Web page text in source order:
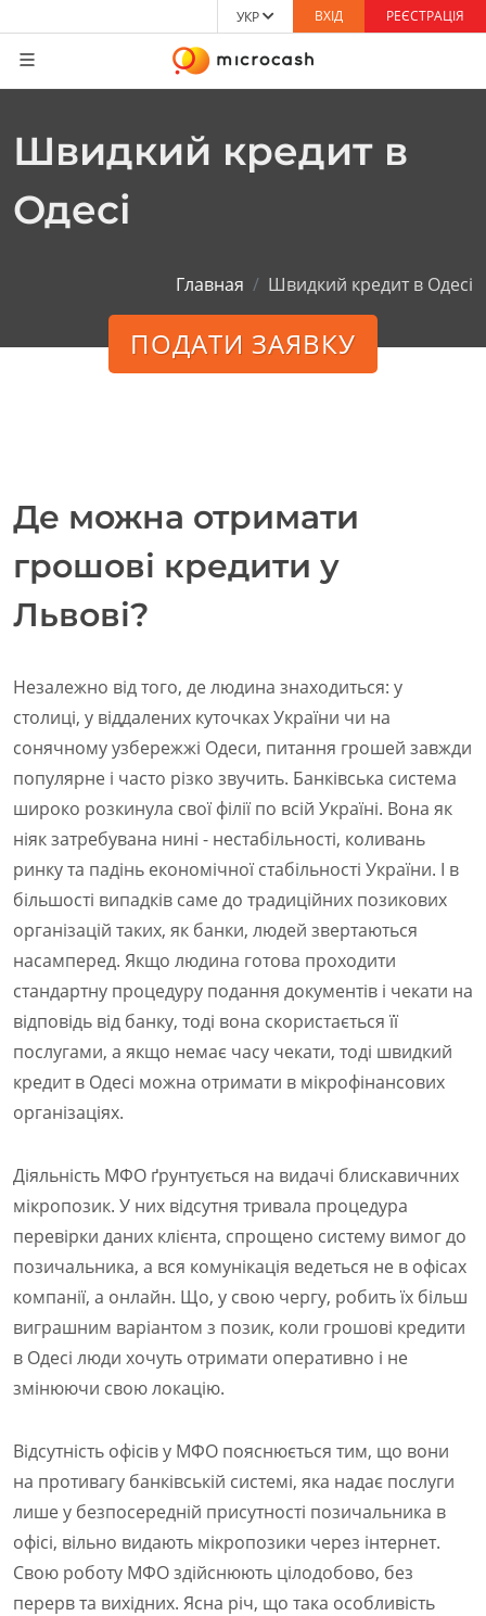
УКР ВХІД РЕЄСТРАЦІЯ
Швидкий кредит в
Одесі
Главная Швидкий кредит в Одесі
ПОДАТИ ЗАЯВКУ
Де можна отримати
грошові кредити у
Львові?
Незалежно від того, де людина знаходиться: у
столиці, у віддалених куточках України чи на
сонячному узбережжі Одеси, питання грошей завжди
популярне і часто різко звучить. Банківська система
широко розкинула свої філії по всій Україні. Вона як
ніяк затребувана нині - нестабільності, коливань
ринку та падінь економічної стабільності України. І в
більшості випадків саме до традиційних позикових
організацій таких, як банки, людей звертаються
насамперед. Якщо людина готова проходити
стандартну процедуру подання документів і чекати на
відповідь від банку, тоді вона скористається її
послугами, а якщо немає часу чекати, тоді швидкий
кредит в Одесі можна отримати в мікрофінансових
організаціях.
Діяльність МФО ґрунтується на видачі блискавичних
мікропозик. У них відсутня тривала процедура
перевірки даних клієнта, спрощено систему вимог до
позичальника, а вся комунікація ведеться не в офісах
компанії, а онлайн. Що, у свою чергу, робить їх більш
виграшним варіантом з позик, коли грошові кредити
в Одесі люди хочуть отримати оперативно і не
змінюючи свою локацію.
Відсутність офісів у МФО пояснюється тим, що вони
на противагу банківській системі, яка надає послуги
лише у безпосередній присутності позичальника в
офісі, вільно видають мікропозики через інтернет.
Свою роботу МФО здійснюють цілодобово, без
перерв та вихідних. Ясна річ, що така особливість